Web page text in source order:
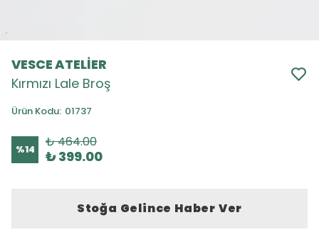
VESCE ATELİER
Kırmızı Lale Broş
Ürün Kodu: 01737
%14 ₺ 464.00
₺ 399.00
Stoğa Gelince Haber Ver